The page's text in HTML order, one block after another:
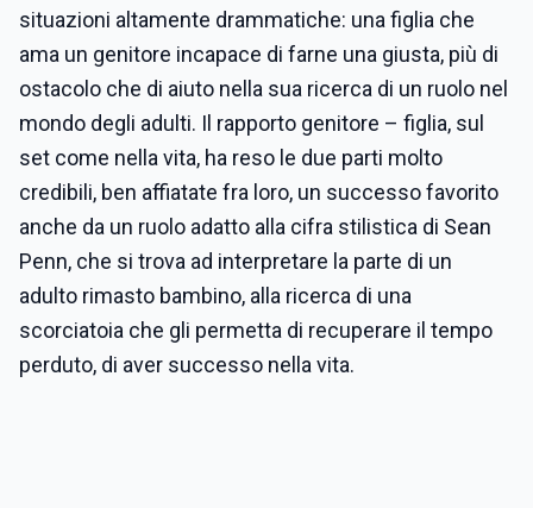
situazioni altamente drammatiche: una figlia che
ama un genitore incapace di farne una giusta, più di
ostacolo che di aiuto nella sua ricerca di un ruolo nel
mondo degli adulti. Il rapporto genitore – figlia, sul
set come nella vita, ha reso le due parti molto
credibili, ben affiatate fra loro, un successo favorito
anche da un ruolo adatto alla cifra stilistica di Sean
Penn, che si trova ad interpretare la parte di un
adulto rimasto bambino, alla ricerca di una
scorciatoia che gli permetta di recuperare il tempo
perduto, di aver successo nella vita.